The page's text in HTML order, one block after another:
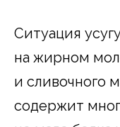
Ситуация
на жирном
и сливочного
содержит